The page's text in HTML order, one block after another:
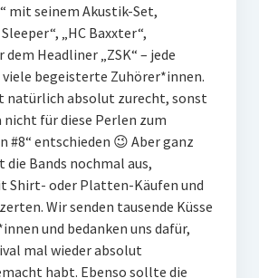
mit seinem Akustik-Set,
„HC Baxxter“,
dem Headliner „ZSK“ – jede
begeisterte Zuhörer*innen.
natürlich absolut zurecht, sonst
für diese Perlen zum
#8“ entschieden 😉 Aber ganz
die Bands nochmal aus,
Shirt- oder Platten-Käufen und
Wir senden tausende Küsse
und bedanken uns dafür,
mal wieder absolut
habt. Ebenso sollte die